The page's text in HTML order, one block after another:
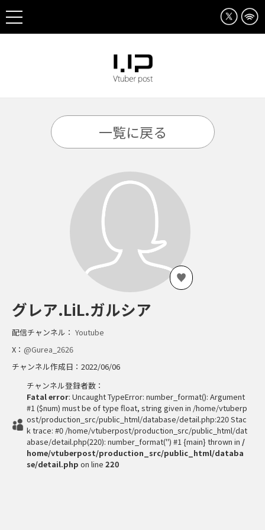
一覧に戻る
グレア.LiL.ガルシア
配信チャンネル： Youtube
X： @Gurea_2626
チャンネル作成日：2022/06/06
チャンネル登録者数：
Fatal error: Uncaught TypeError: number_format(): Argument
#1 ($num) must be of type float, string given in /home/vtuberp
ost/production_src/public_html/database/detail.php:220 Stac
k trace: #0 /home/vtuberpost/production_src/public_html/dat
abase/detail.php(220): number_format('') #1 {main} thrown in /
home/vtuberpost/production_src/public_html/databa
se/detail.php on line 220